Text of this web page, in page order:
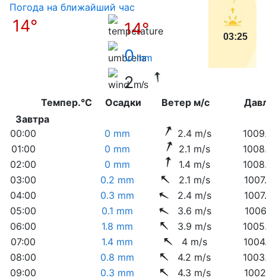
Погода на ближайший час
14°
14°
0mm
2m/s
03:25
Темпер.°C Осадки Ветер м/с
Завтра
00:00
0 mm 2.4 m/s
01:00
0 mm 2.1 m/s
02:00
0 mm 1.4 m/s
03:00
0.2 mm 2.1 m/s
04:00
0.3 mm 2.4 m/s
05:00
0.1 mm 3.6 m/s
06:00
1.8 mm 3.9 m/s
07:00
1.4 mm 4 m/s
08:00
0.8 mm 4.2 m/s
09:00
0.3 mm 4.3 m/s